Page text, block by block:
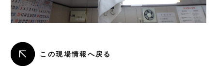
この現場情報へ戻る